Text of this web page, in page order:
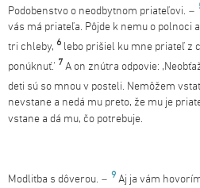
Podobenstvo o neodbytnom priateľovi. –
vás má priateľa. Pôjde k nemu o polnoci
tri chleby, 6 lebo prišiel ku mne priateľ z
ponúknuť.‘ 7 A on znútra odpovie:
deti sú so mnou v posteli. Nemôžem vstať
nevstane a nedá mu preto, že mu je
vstane a dá mu, čo potrebuje.
Modlitba s dôverou. – 9 Aj ja vám